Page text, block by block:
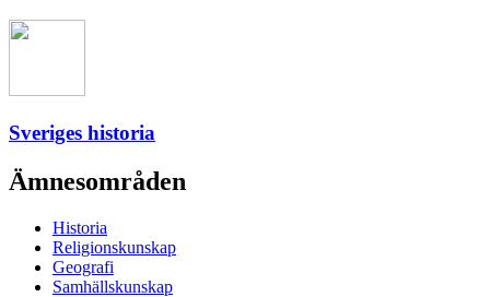
Sveriges historia
Ämnesområden
Historia
Religionskunskap
Geografi
Samhällskunskap